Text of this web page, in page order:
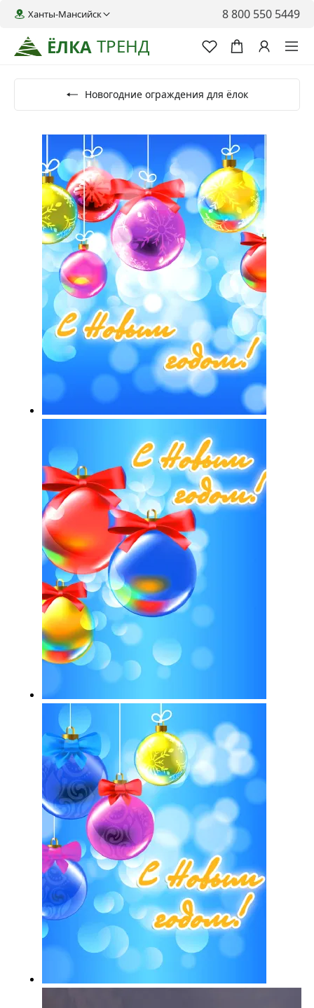
ЁЛКА ТРЕНД
Ханты-Мансийск 8 800 550 5449
Новогодние ограждения для ёлок